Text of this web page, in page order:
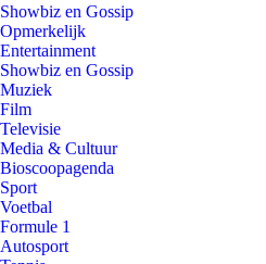
Showbiz en Gossip
Opmerkelijk
Entertainment
Showbiz en Gossip
Muziek
Film
Televisie
Media & Cultuur
Bioscoopagenda
Sport
Voetbal
Formule 1
Autosport